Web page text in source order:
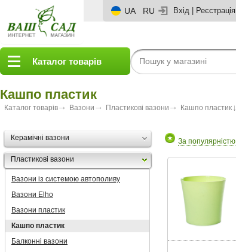
UA RU Вхід Реєстрація
Каталог товарів
Кашпо пластик
Каталог товарів Вазони Пластикові вазони Кашпо пластик
Керамічні вазони
Пластикові вазони
Вазони із системою автополиву
Вазони Elho
Вазони пластик
Кашпо пластик
Балконні вазони
За популярністю